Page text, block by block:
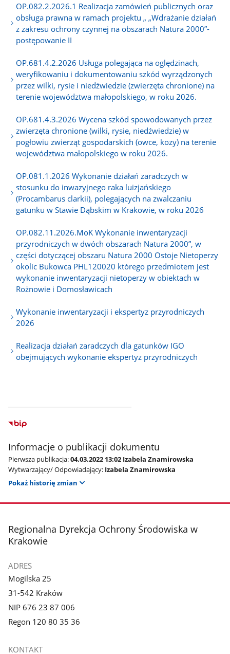
OP.082.2.2026.1 Realizacja zamówień publicznych oraz
obsługa prawna w ramach projektu „ „Wdrażanie działań
z zakresu ochrony czynnej na obszarach Natura 2000”-
postępowanie II
OP.681.4.2.2026 Usługa polegająca na oględzinach,
weryfikowaniu i dokumentowaniu szkód wyrządzonych
przez wilki, rysie i niedźwiedzie (zwierzęta chronione) na
terenie województwa małopolskiego, w roku 2026.
OP.681.4.3.2026 Wycena szkód spowodowanych przez
zwierzęta chronione (wilki, rysie, niedźwiedzie) w
pogłowiu zwierząt gospodarskich (owce, kozy) na terenie
województwa małopolskiego w roku 2026.
OP.081.1.2026 Wykonanie działań zaradczych w
stosunku do inwazyjnego raka luizjańskiego
(Procambarus clarkii), polegających na zwalczaniu
gatunku w Stawie Dąbskim w Krakowie, w roku 2026
OP.082.11.2026.MoK Wykonanie inwentaryzacji
przyrodniczych w dwóch obszarach Natura 2000”, w
części dotyczącej obszaru Natura 2000 Ostoje Nietoperzy
okolic Bukowca PHL120020 którego przedmiotem jest
wykonanie inwentaryzacji nietoperzy w obiektach w
Rożnowie i Domosławicach
Wykonanie inwentaryzacji i ekspertyz przyrodniczych
2026
Realizacja działań zaradczych dla gatunków IGO
obejmujących wykonanie ekspertyz przyrodniczych
Informacje o publikacji dokumentu
Pierwsza publikacja:04.03.2022 13:02 Izabela Znamirowska
Wytwarzający/ Odpowiadający: Izabela Znamirowska
Pokaż historię zmian
stopka
Regionalna Dyrekcja Ochrony Środowiska w
Krakowie
ADRES
Mogilska 25
31-542 Kraków
NIP 676 23 87 006
Regon 120 80 35 36
KONTAKT